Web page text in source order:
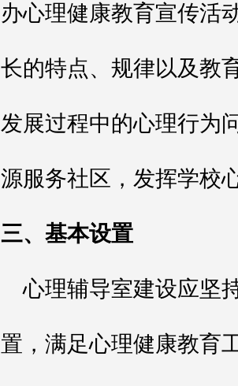
办心理健康教育宣传活
长的特点、规律以及教
发展过程中的心理行为
源服务社区，发挥学校
三、基本设置
心理辅导室建设应坚
置，满足心理健康教育